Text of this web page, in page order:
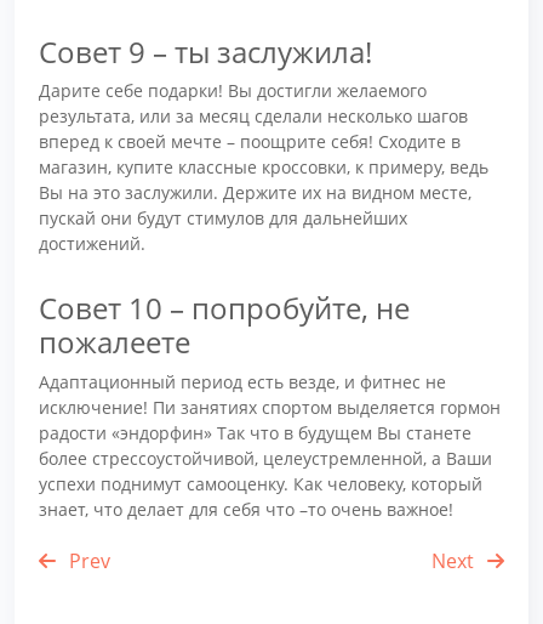
Совет 9 – ты заслужила!
Дарите себе подарки! Вы достигли желаемого
результата, или за месяц сделали несколько шагов
вперед к своей мечте – поощрите себя! Сходите в
магазин, купите классные кроссовки, к примеру, ведь
Вы на это заслужили. Держите их на видном месте,
пускай они будут стимулов для дальнейших
достижений.
Совет 10 – попробуйте, не
пожалеете
Адаптационный период есть везде, и фитнес не
исключение! Пи занятиях спортом выделяется гормон
радости «эндорфин» Так что в будущем Вы станете
более стрессоустойчивой, целеустремленной, а Ваши
успехи поднимут самооценку. Как человеку, который
знает, что делает для себя что –то очень важное!
Prev Next